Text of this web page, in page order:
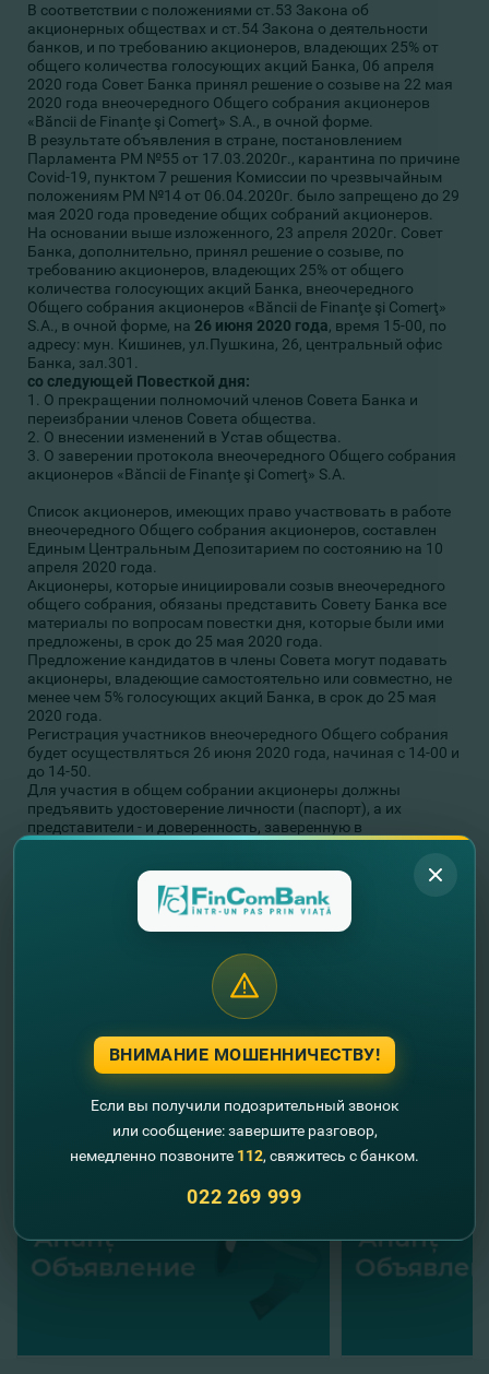
В соответствии с положениями ст.53 Закона об
акционерных обществах и ст.54 Закона о деятельности
банков, и по требованию акционеров, владеющих 25% от
общего количества голосующих акций Банка, 06 апреля
2020 года Совет Банка принял решение о созыве на 22 мая
2020 года внеочередного Общего собрания акционеров
«Băncii de Finanţe şi Comerţ» S.A., в очной форме.
В результате объявления в стране, постановлением
Парламента РМ №55 от 17.03.2020г., карантина по причине
Covid-19, пунктом 7 решения Комиссии по чрезвычайным
положениям РМ №14 от 06.04.2020г. было запрещено до 29
мая 2020 года проведение общих собраний акционеров.
На основании выше изложенного, 23 апреля 2020г. Совет
Банка, дополнительно, принял решение о созыве, по
требованию акционеров, владеющих 25% от общего
количества голосующих акций Банка, внеочередного
Общего собрания акционеров «Băncii de Finanţe şi Comerţ»
S.A., в очной форме, на 26 июня 2020 года , время 15-00, по
адресу: мун. Кишинев, ул.Пушкина, 26, центральный офис
Банка, зал.301.
со следующей Повесткой дня:
1. О прекращении полномочий членов Совета Банка и
переизбрании членов Совета общества.
2. О внесении изменений в Устав общества.
3. О заверении протокола внеочередного Общего собрания
акционеров «Băncii de Finanţe şi Comerţ» S.A.
Список акционеров, имеющих право участвовать в работе
внеочередного Общего собрания акционеров, составлен
Единым Центральным Депозитарием по состоянию на 10
апреля 2020 года.
Акционеры, которые инициировали созыв внеочередного
общего собрания, обязаны представить Совету Банка все
материалы по вопросам повестки дня, которые были ими
предложены, в срок до 25 мая 2020 года.
Предложение кандидатов в члены Совета могут подавать
акционеры, владеющие самостоятельно или совместно, не
менее чем 5% голосующих акций Банка, в срок до 25 мая
2020 года.
Регистрация участников внеочередного Общего собрания
будет осуществляться 26 июня 2020 года, начиная с 14-00 и
до 14-50.
Для участия в общем собрании акционеры должны
предъявить удостоверение личности (паспорт), а их
представители - и доверенность, заверенную в
установленном законом порядке или выписку из
руководителей акционеров - юридических лиц.
Акционеры могут ознакомиться с материалами к повестке
дня внеочередного Общего собрания в центральном офисе
16 июня 2020г. в рабочие дни, между 10-00 и 17-00 часами,
Дополнительная информация по тел: (022) 269 809;
Другие новости
ВНИМАНИЕ МОШЕННИЧЕСТВУ!
Если вы получили подозрительный звонок
или сообщение: завершите разговор,
немедленно позвоните 112, свяжитесь с банком.
022 269 999